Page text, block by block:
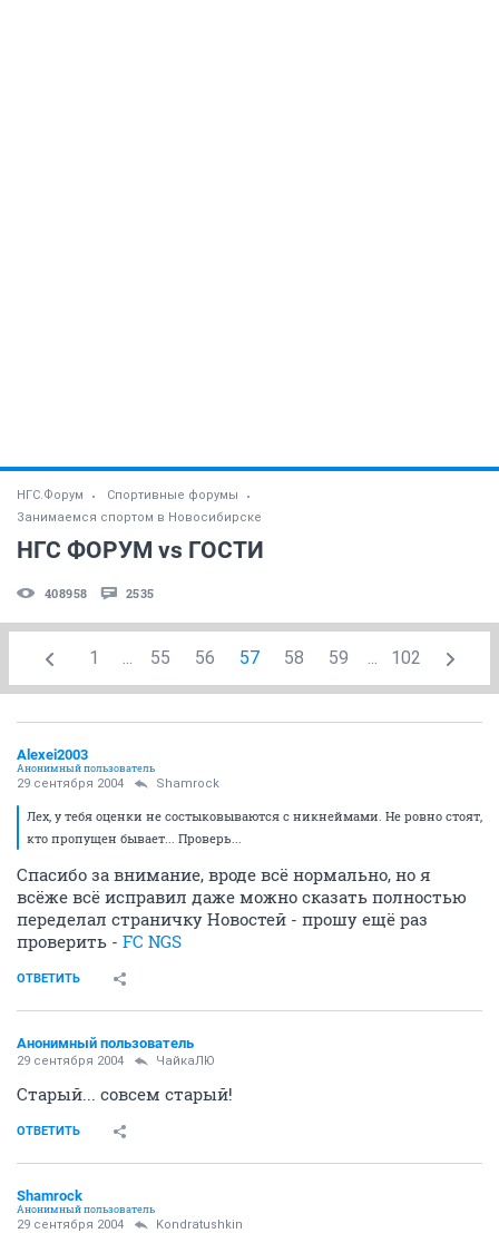
НГС.Форум
Спортивные форумы
Занимаемся спортом в Новосибирске
НГС ФОРУМ vs ГОСТИ
408958 2535
1 ... 55 56 57 58 59 ... 102
Alexei2003
Анонимный пользователь
29 сентября 2004 Shamrock
Лех, у тебя оценки не состыковываются с никнеймами. Не ровно стоят,
кто пропущен бывает... Проверь...
Спасибо за внимание, вроде всё нормально, но я
всёже всё исправил даже можно сказать полностью
переделал страничку Новостей - прошу ещё раз
проверить - FC NGS
ОТВЕТИТЬ
Анонимный пользователь
29 сентября 2004 ЧайкаЛЮ
Старый... совсем старый!
ОТВЕТИТЬ
Shamrock
Анонимный пользователь
29 сентября 2004 Kondratushkin